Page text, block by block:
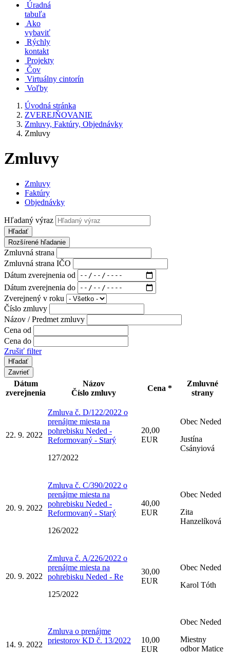
Úradná
tabuľa
Ako
vybaviť
Rýchly
kontakt
Projekty
Čov
Virtuálny cintorín
Voľby
Úvodná stránka
ZVEREJŇOVANIE
Zmluvy, Faktúry, Objednávky
Zmluvy
Zmluvy
Zmluvy
Faktúry
Objednávky
Hľadaný výraz
Hľadať
Rozšírené hľadanie
Zmluvná strana
Zmluvná strana IČO
Dátum zverejnenia od
Dátum zverejnenia do
Zverejnený v roku
Číslo zmluvy
Názov / Predmet zmluvy
Cena od
Cena do
Zrušiť filter
Zavrieť
Dátum
zverejnenia
Názov
Číslo zmluvy
Cena *
Zmluvné
strany
22. 9. 2022
Zmluva č. D/122/2022 o
prenájme miesta na
pohrebisku Neded -
Reformovaný - Starý
127/2022
20,00
EUR
Obec Neded
Justína
Csányiová
20. 9. 2022
Zmluva č. C/390/2022 o
prenájme miesta na
pohrebisku Neded -
Reformovaný - Starý
126/2022
40,00
EUR
Obec Neded
Zita
Hanzelíková
20. 9. 2022
Zmluva č. A/226/2022 o
prenájme miesta na
pohrebisku Neded - Re
125/2022
30,00
EUR
Obec Neded
Karol Tóth
14. 9. 2022
Zmluva o prenájme
priestorov KD č. 13/2022
10,00
EUR
Obec Neded
Miestny
odbor Matice